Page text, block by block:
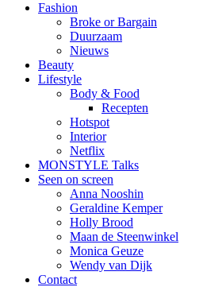
Fashion
Broke or Bargain
Duurzaam
Nieuws
Beauty
Lifestyle
Body & Food
Recepten
Hotspot
Interior
Netflix
MONSTYLE Talks
Seen on screen
Anna Nooshin
Geraldine Kemper
Holly Brood
Maan de Steenwinkel
Monica Geuze
Wendy van Dijk
Contact